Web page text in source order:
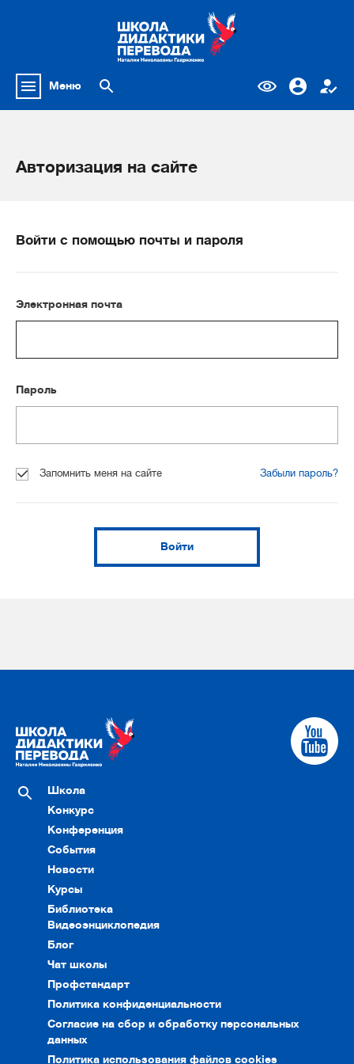
Меню
Авторизация на сайте
Войти с помощью почты и пароля
Электронная почта
Пароль
Запомнить меня на сайте Забыли пароль?
Войти
Школа
Конкурс
Конференция
События
Новости
Курсы
Библиотека
Видеоэнциклопедия
Блог
Чат школы
Профстандарт
Политика конфиденциальности
Согласие на сбор и обработку персональных
данных
Политика использования файлов cookies